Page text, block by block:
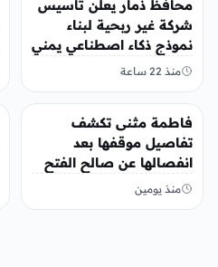
محافظ ذمار يعلن تأسيس
شركة غير ربحية لبناء
نموذج ذكاء اصطناعي يمني
منذ 22 ساعة
منوعات
فاطمة مثنى تكشف
تفاصيل موقفها بعد
انفصالها عن صالح الفتح
منذ يومين